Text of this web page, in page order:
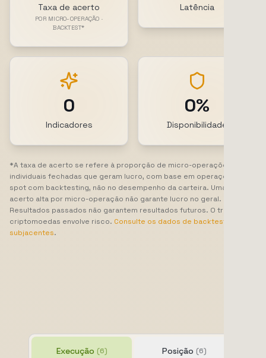
Taxa de acerto
POR MICRO-OPERAÇÃO ·
BACKTEST*
Latência
0
Indicadores
0%
Disponibilidade
*A taxa de acerto se refere à proporção de micro-operações
individuais fechadas que geram lucro, com base em operações de
spot com backtesting, não no desempenho da carteira. Uma taxa de
acerto alta por micro-operação não garante lucro no geral.
Resultados passados não garantem resultados futuros. O trading de
criptomoedas envolve risco. Consulte os dados de backtest
subjacentes.
Execução (6) Posição (6)